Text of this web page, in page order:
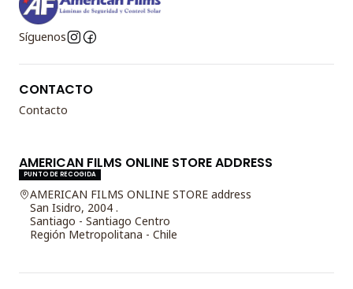
Síguenos
CONTACTO
Contacto
AMERICAN FILMS ONLINE STORE ADDRESS
PUNTO DE RECOGIDA
AMERICAN FILMS ONLINE STORE address
San Isidro, 2004 .
Santiago - Santiago Centro
Región Metropolitana - Chile